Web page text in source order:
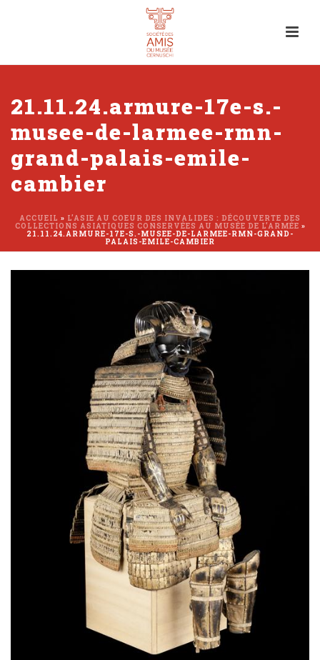
21.11.24.armure-17e-s.-
musee-de-larmee-rmn-
grand-palais-emile-
cambier
ACCUEIL » L’ASIE AU COEUR DES INVALIDES : DÉCOUVERTE DES
COLLECTIONS ASIATIQUES CONSERVÉES AU MUSÉE DE L’ARMÉE »
21.11.24.ARMURE-17E-S.-MUSEE-DE-LARMEE-RMN-GRAND-
PALAIS-EMILE-CAMBIER